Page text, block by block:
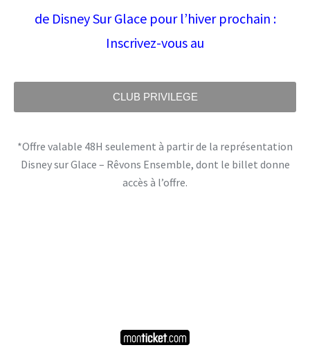
de Disney Sur Glace pour l’hiver prochain :
Inscrivez-vous au
CLUB PRIVILEGE
*Offre valable 48H seulement à partir de la représentation
Disney sur Glace – Rêvons Ensemble, dont le billet donne
accès à l’offre.